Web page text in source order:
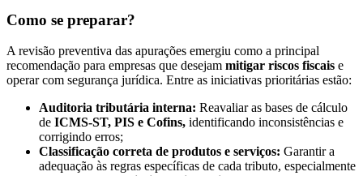
Como se preparar?
A revisão preventiva das apurações emergiu como a principal
recomendação para empresas que desejam mitigar riscos fiscais e
operar com segurança jurídica. Entre as iniciativas prioritárias estão:
Auditoria tributária interna: Reavaliar as bases de cálculo
de ICMS-ST, PIS e Cofins, identificando inconsistências e
corrigindo erros;
Classificação correta de produtos e serviços: Garantir a
adequação às regras específicas de cada tributo, especialmente